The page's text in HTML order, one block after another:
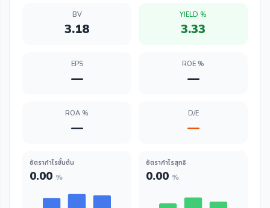
BV
3.18
YIELD %
3.33
EPS
—
ROE %
—
ROA %
—
D/E
—
อัตรากำไรขั้นต้น
0.00 %
อัตรากำไรสุทธิ
0.00 %